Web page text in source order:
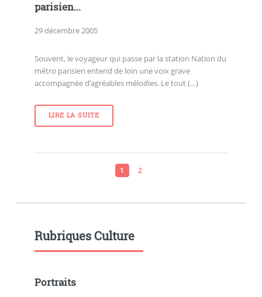
parisien...
29 décembre 2005
Souvent, le voyageur qui passe par la station Nation du
métro parisien entend de loin une voix grave
accompagnée d’agréables mélodies. Le tout (…)
LIRE LA SUITE
1 2
Rubriques Culture
Portraits